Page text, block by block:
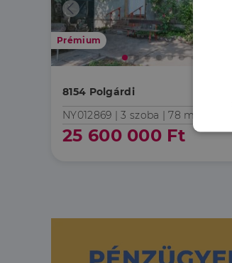
Prémium
8154 Polgárdi
NY012869 |3 szoba | 78 m²
25 600 000 Ft